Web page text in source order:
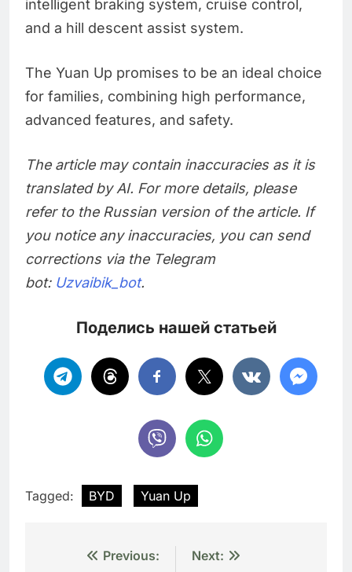
intelligent braking system, cruise control,
and a hill descent assist system.
The Yuan Up promises to be an ideal choice
for families, combining high performance,
advanced features, and safety.
The article may contain inaccuracies as it is
translated by AI. For more details, please
refer to the Russian version of the article. If
you notice any inaccuracies, you can send
corrections via the Telegram
bot: Uzvaibik_bot.
Поделись нашей статьей
Tagged: BYD Yuan Up
Навигация
Previous:
Next: